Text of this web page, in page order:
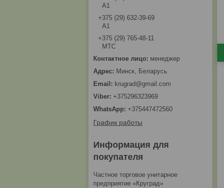
А1
+375 (29) 632-39-69
А1
+375 (29) 765-48-11
МТС
менеджер
Минск, Беларусь
krugrad@gmail.com
+375296323969
+375447472560
График работы
Информация для
покупателя
Частное торговое унитарное
предприятие «Круград»